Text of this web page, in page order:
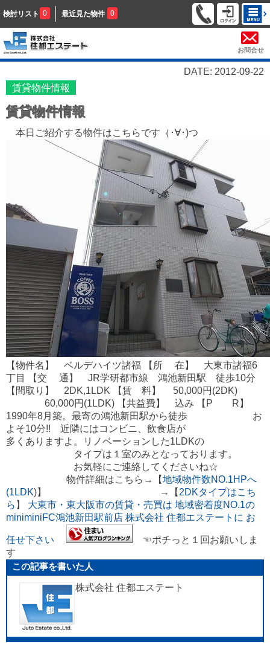
検討リスト 0 最近見た物件 0
お問合せ
DATE: 2012-09-22
賃貸物件情報
賃貸物件情報
本日ご紹介する物件はこちらです（･∀･)つ
【物件名】 ベルデハイツ諸福 【所 在】 大東市諸福6
丁目 【交 通】 JR学研都市線 鴻池新田駅 徒歩10分
【間取り】 2DK,1LDK 【賃 料】 50,000円(2DK)
60,000円(1LDK) 【共益費】 込み 【P R】
1990年8月築。最寄の鴻池新田駅から徒歩 お
よそ10分!! 近隣にはコンビニ、飲食店が
多くありますよ。リノベーションした1LDKの
タイプは１室のみとなっております。
お気軽にご連絡してくださいね☆
物件詳細はこちら→【地域物件数NO.1HPへ
(1LDK)】 →【 2DKタイプはこち
ら 】 大東市・東大阪市の賃貸・売買は 地域密着度NO.1の
miniminiFC鴻池新田駅前店 株式会社 住都エステートに お
任せ下さい
☜ポチっと１回お願いしま
す
この記事を書いた人
株式会社 住都エステート